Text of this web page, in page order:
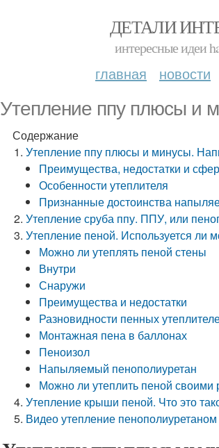
ДЕТАЛИ
интересные идеи
главная новости
Утепление ппу плюсы и
Содержание
Утепление ппу плюсы и минусы.
Преимущества, недостатки и
Особенности утеплителя
Признанные достоинства
Утепление сруба ппу. ППУ, или
Утепление пеной. Используется ли
Можно ли утеплять пеной стены
Внутри
Снаружи
Преимущества и недостатки
Разновидности пенных
Монтажная пена в баллонах
Пеноизол
Напыляемый пенополиуретан
Можно ли утеплить пеной своими
Утепление крыши пеной. Что это
Видео утепление